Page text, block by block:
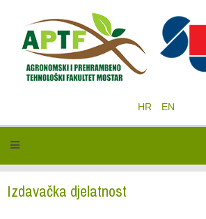
HR EN
Izdavačka djelatnost